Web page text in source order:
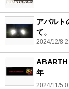
アバルト
て。
2024/12/8
ABARTH
年
2024/11/5